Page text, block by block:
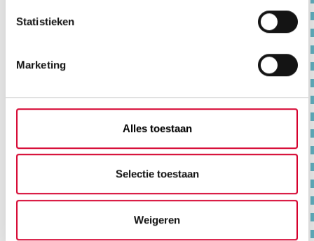
Statistieken
Marketing
Alles toestaan
Selectie toestaan
Weigeren
Aan het werk
Werktuigbouwkunde kan je aan het werk
werkplekken:
Machine- en apparatenbouw
Transportindustrie
Metaalindustrie